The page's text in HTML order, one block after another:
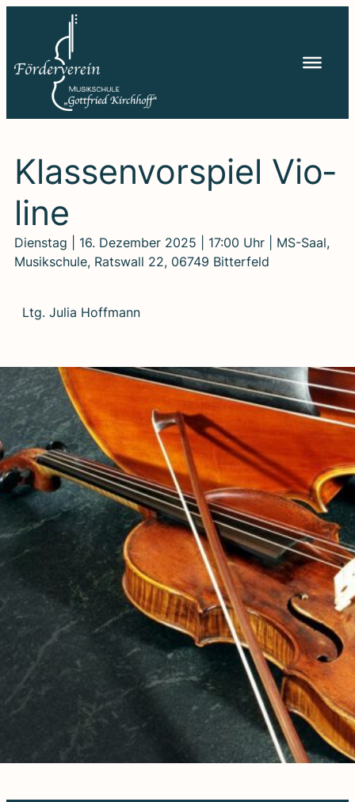
springen
Klas­sen­vor­spiel Vio­
li­ne
Dienstag | 16. Dezember 2025 | 17:00 Uhr | MS-Saal,
Musikschule, Ratswall 22, 06749 Bitterfeld
Ltg. Julia Hoff­mann